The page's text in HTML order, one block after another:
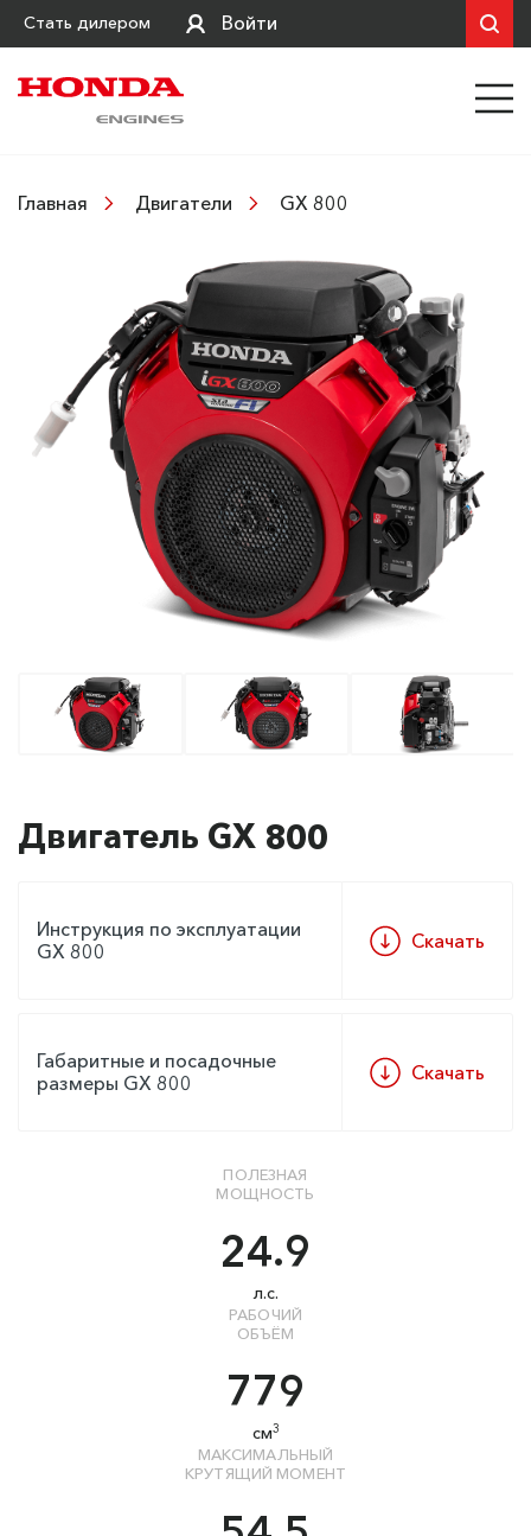
Стать дилером Войти
Главная Двигатели GX 800
Двигатель GX 800
Инструкция по эксплуатации
GX 800
Скачать
Габаритные и посадочные
размеры GX 800
Скачать
ПОЛЕЗНАЯ
МОЩНОСТЬ
24.9
л.с.
РАБОЧИЙ
ОБЪЁМ
779
см3
МАКСИМАЛЬНЫЙ
КРУТЯЩИЙ МОМЕНТ